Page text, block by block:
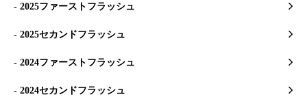
- 2025ファーストフラッシュ
- 2025セカンドフラッシュ
- 2024ファーストフラッシュ
- 2024セカンドフラッシュ